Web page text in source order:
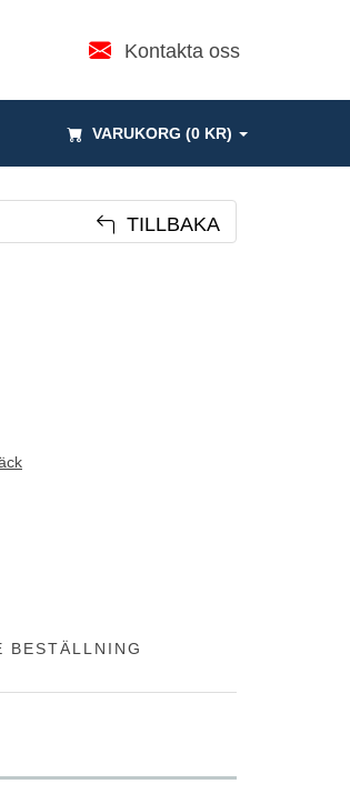
Kontakta oss
VARUKORG (0 KR)
TILLBAKA
BESTÄLLNING